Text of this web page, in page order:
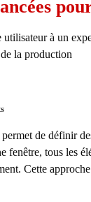
utilisateur à un
la production.
de définir
fenêtre, tous les
Cette